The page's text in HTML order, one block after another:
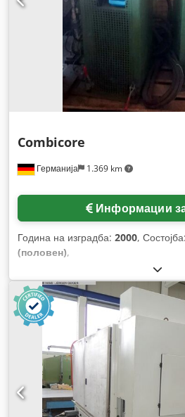
Германија 1.369 km
Combicore
Информации
Година на изградба: 2000, Состојба:
(половен),